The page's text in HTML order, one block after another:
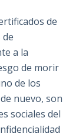
de
a la
de morir
de los
nuevo, son
sociales del